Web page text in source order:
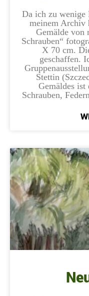
Da ich zu wenige
meinem Archiv
Gemälde
Schrauben“
X 70 cm.
geschaffen.
Stettin
Gemäldes
Schrauben,